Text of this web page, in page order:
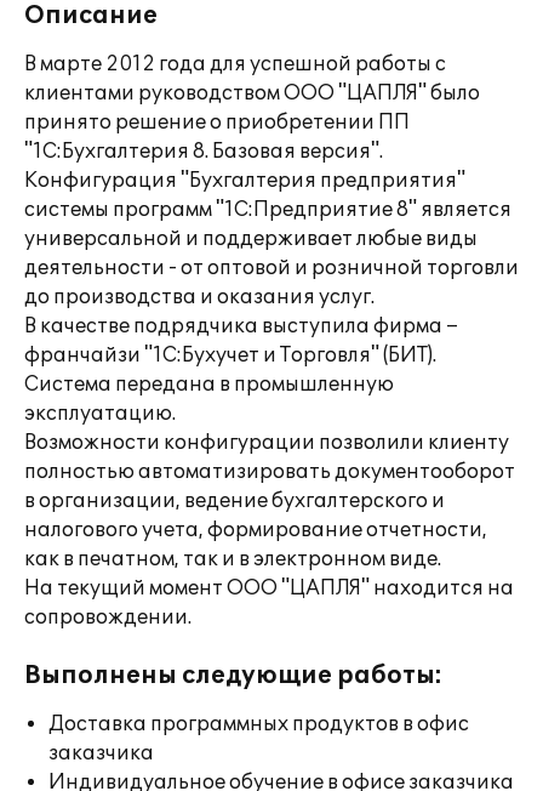
Описание
В марте 2012 года для успешной работы с
клиентами руководством ООО "ЦАПЛЯ" было
принято решение о приобретении ПП
"1C:Бухгалтерия 8. Базовая версия".
Конфигурация "Бухгалтерия предприятия"
системы программ "1С:Предприятие 8" является
универсальной и поддерживает любые виды
деятельности - от оптовой и розничной торговли
до производства и оказания услуг.
В качестве подрядчика выступила фирма –
франчайзи "1С:Бухучет и Торговля" (БИТ).
Система передана в промышленную
эксплуатацию.
Возможности конфигурации позволили клиенту
полностью автоматизировать документооборот
в организации, ведение бухгалтерского и
налогового учета, формирование отчетности,
как в печатном, так и в электронном виде.
На текущий момент ООО "ЦАПЛЯ" находится на
сопровождении.
Выполнены следующие работы:
Доставка программных продуктов в офис
заказчика
Индивидуальное обучение в офисе заказчика